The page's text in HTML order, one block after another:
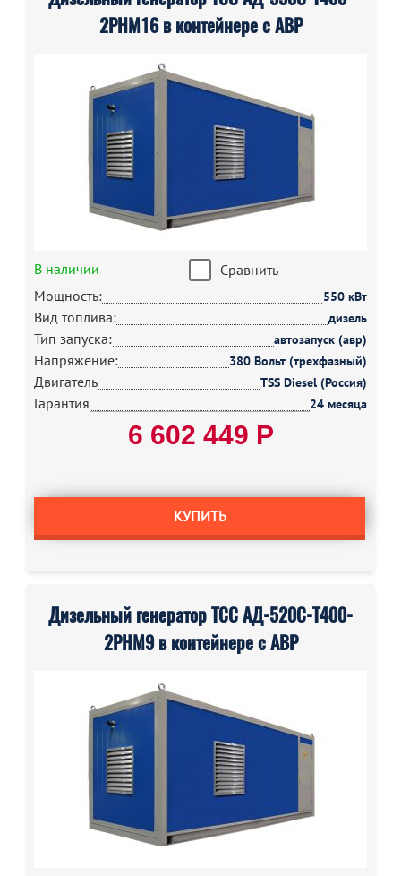
2РНМ16 в контейнере с АВР
В наличии
Сравнить
Мощность:
550 кВт
Вид топлива: дизель
Тип запуска: автозапуск (авр)
Напряжение: 380 Вольт (трехфазный)
Двигатель TSS Diesel (Россия)
Гарантия 24 месяца
6 602 449 Р
КУПИТЬ
Дизельный генератор ТСС АД-520С-Т400-
2РНМ9 в контейнере с АВР